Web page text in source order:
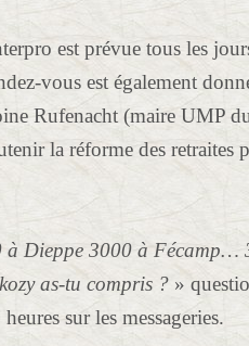
est prévue tous les
vous est également
Rufenacht (maire UMP
la réforme des retraites
à Dieppe 3000 à Fécamp…
as-tu compris ? »
sur les messageries.